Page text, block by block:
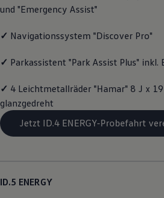
Magazin
Transport
Familie
Volkswagen R
Volkswagen
und "Emergency Assist"
✓ Navigationssystem "Discover Pro"
✓ Parkassistent "Park Assist Plus" inkl.
✓ 4 Leichtmetallräder "Hamar" 8 J x
glanzgedreht
Jetzt ID.4 ENERGY-Probefahrt
ID.5 ENERGY